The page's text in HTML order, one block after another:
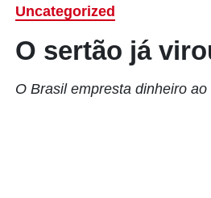
Uncategorized
O sertão já
O Brasil empresta dinheiro